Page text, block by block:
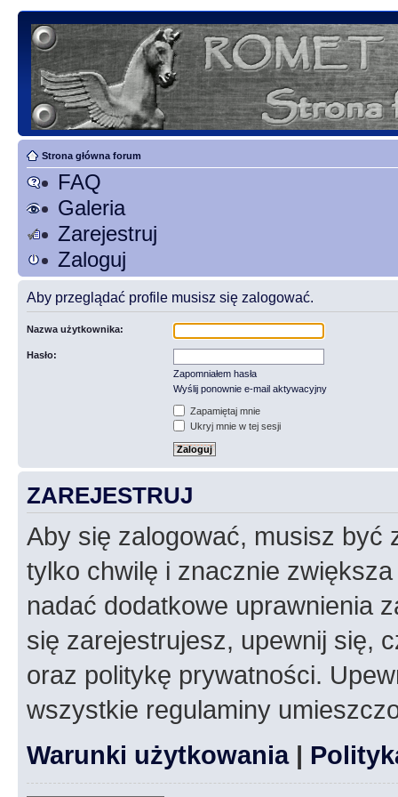
Strona główna forum
FAQ
Galeria
Zarejestruj
Zaloguj
Aby przeglądać profile musisz się zalogować.
Nazwa użytkownika:
Hasło:
Zapomniałem hasła
Wyślij ponownie e-mail aktywacyjny
Zapamiętaj mnie
Ukryj mnie w tej sesji
ZAREJESTRUJ
Aby się zalogować, musisz być
tylko chwilę i znacznie
nadać dodatkowe uprawnienia
się zarejestrujesz, upewnij się,
oraz politykę prywatności.
wszystkie regulaminy
Warunki użytkowania|